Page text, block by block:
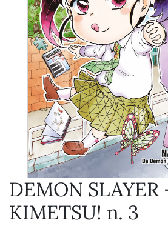
DEMON SLAYER
KIMETSU! n. 3